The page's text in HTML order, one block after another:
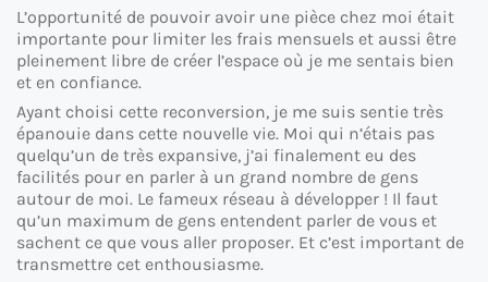
L’opportunité de pouvoir avoir une pièce chez moi était
importante pour limiter les frais mensuels et aussi être
pleinement libre de créer l’espace où je me sentais bien
et en confiance.
Ayant choisi cette reconversion, je me suis sentie très
épanouie dans cette nouvelle vie. Moi qui n’étais pas
quelqu’un de très expansive, j’ai finalement eu des
facilités pour en parler à un grand nombre de gens
autour de moi. Le fameux réseau à développer ! Il faut
qu’un maximum de gens entendent parler de vous et
sachent ce que vous aller proposer. Et c’est important de
transmettre cet enthousiasme.